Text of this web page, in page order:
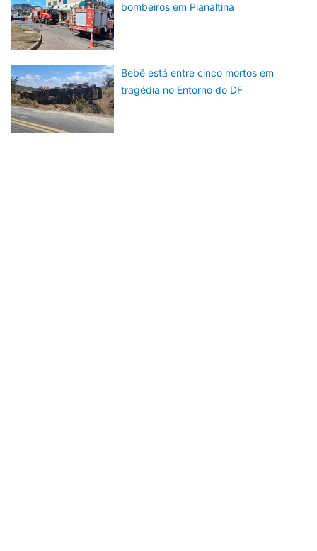
bombeiros em Planaltina
Bebê está entre cinco mortos em
tragédia no Entorno do DF